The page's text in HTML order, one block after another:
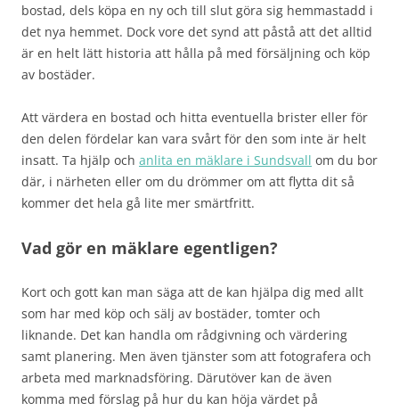
bostad, dels köpa en ny och till slut göra sig hemmastadd i
det nya hemmet. Dock vore det synd att påstå att det alltid
är en helt lätt historia att hålla på med försäljning och köp
av bostäder.
Att värdera en bostad och hitta eventuella brister eller för
den delen fördelar kan vara svårt för den som inte är helt
insatt. Ta hjälp och anlita en mäklare i Sundsvall om du bor
där, i närheten eller om du drömmer om att flytta dit så
kommer det hela gå lite mer smärtfritt.
Vad gör en mäklare egentligen?
Kort och gott kan man säga att de kan hjälpa dig med allt
som har med köp och sälj av bostäder, tomter och
liknande. Det kan handla om rådgivning och värdering
samt planering. Men även tjänster som att fotografera och
arbeta med marknadsföring. Därutöver kan de även
komma med förslag på hur du kan höja värdet på